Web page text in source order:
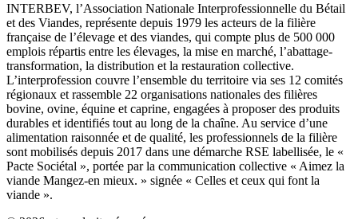
INTERBEV, l’Association Nationale Interprofessionnelle du Bétail
et des Viandes, représente depuis 1979 les acteurs de la filière
française de l’élevage et des viandes, qui compte plus de 500 000
emplois répartis entre les élevages, la mise en marché, l’abattage-
transformation, la distribution et la restauration collective.
L’interprofession couvre l’ensemble du territoire via ses 12 comités
régionaux et rassemble 22 organisations nationales des filières
bovine, ovine, équine et caprine, engagées à proposer des produits
durables et identifiés tout au long de la chaîne. Au service d’une
alimentation raisonnée et de qualité, les professionnels de la filière
sont mobilisés depuis 2017 dans une démarche RSE labellisée, le «
Pacte Sociétal », portée par la communication collective « Aimez la
viande Mangez-en mieux. » signée « Celles et ceux qui font la
viande ».